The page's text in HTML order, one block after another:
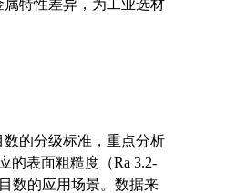
特性差异，为工业选材
的分级标准，重点分析
的表面粗糙度（Ra 3.2-
数的应用场景。数据来